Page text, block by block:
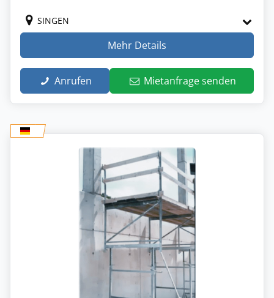
SINGEN
Mehr Details
Anrufen Mietanfrage senden